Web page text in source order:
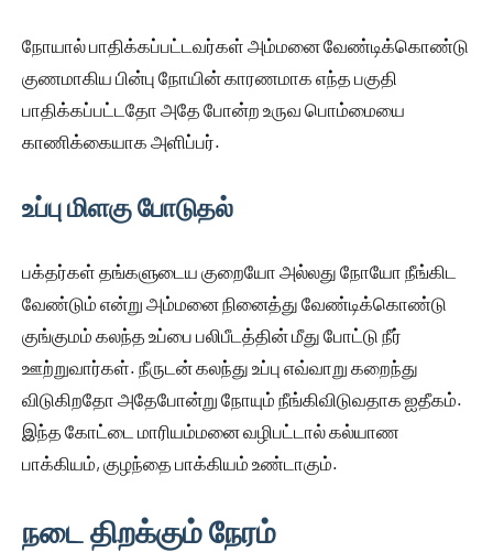
நோயால் பாதிக்கப்பட்டவர்கள் அம்மனை வேண்டிக்கொண்டு
குணமாகிய பின்பு நோயின் காரணமாக எந்த பகுதி
பாதிக்கப்பட்டதோ அதே போன்ற உருவ பொம்மையை
காணிக்கையாக அளிப்பர்.
உப்பு மிளகு போடுதல்
பக்தர்கள் தங்களுடைய குறையோ அல்லது நோயோ நீங்கிட
வேண்டும் என்று அம்மனை நினைத்து வேண்டிக்கொண்டு
குங்குமம் கலந்த உப்பை பலிபீடத்தின் மீது போட்டு நீர்
ஊற்றுவார்கள். நீருடன் கலந்து உப்பு எவ்வாறு கறைந்து
விடுகிறதோ அதேபோன்று நோயும் நீங்கிவிடுவதாக ஐதீகம்.
இந்த கோட்டை மாரியம்மனை வழிபட்டால் கல்யாண
பாக்கியம், குழந்தை பாக்கியம் உண்டாகும்.
நடை திறக்கும் நேரம்